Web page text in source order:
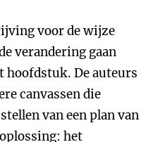
voor de wijze
verandering gaan
hoofdstuk. De auteurs
canvassen die
van een plan van
het